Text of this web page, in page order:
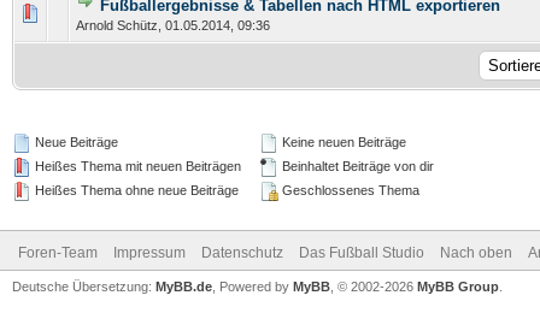
Fußballergebnisse & Tabellen nach HTML exportieren
Arnold Schütz, 01.05.2014, 09:36
Neue Beiträge
Heißes Thema mit neuen Beiträgen
Heißes Thema ohne neue Beiträge
Keine neuen Beiträge
Beinhaltet Beiträge von dir
Geschlossenes Thema
Foren-Team Impressum Datenschutz Das Fußball Studio Nach oben
Deutsche Übersetzung: MyBB.de , Powered by MyBB , © 2002-2026 MyBB Group